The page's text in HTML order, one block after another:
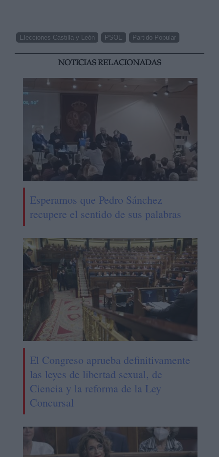
Elecciones Castilla y León PSOE Partido Popular
NOTICIAS RELACIONADAS
Esperamos que Pedro Sánchez
recupere el sentido de sus palabras
El Congreso aprueba definitivamente
las leyes de libertad sexual, de
Ciencia y la reforma de la Ley
Concursal